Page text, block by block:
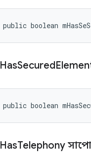
public boolean
HasSecured
public boolean
HasTelephony